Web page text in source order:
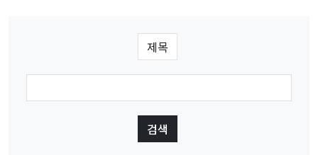
예술문화연구소
인문정보연구소